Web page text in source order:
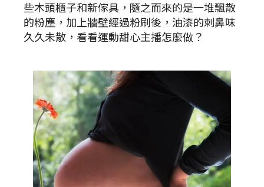
些木頭櫃子和新傢具，隨之而來的是一堆飄散
的粉塵，加上牆壁經過粉刷後，油漆的刺鼻味
久久未散，看看運動甜心主播怎麼做？